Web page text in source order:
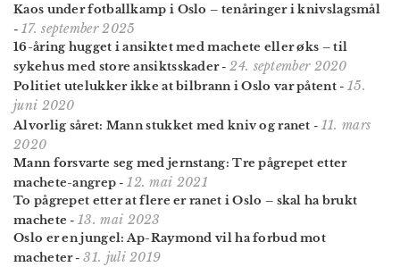
Kaos under fotballkamp i Oslo – tenåringer i knivslagsmål
- 17. september 2025
16-åring hugget i ansiktet med machete eller øks – til
sykehus med store ansiktsskader-24. september 2020
Politiet utelukker ikke at bilbrann i Oslo var påtent- 15.
juni 2020
Alvorlig såret: Mann stukket med kniv og ranet - 11. mars
2020
Mann forsvarte seg med jernstang: Tre pågrepet etter
machete-angrep -12. mai 2021
To pågrepet etter at flere er ranet i Oslo – skal ha brukt
machete -13. mai 2023
Oslo er en jungel: Ap-Raymond vil ha forbud mot
macheter-31. juli 2019